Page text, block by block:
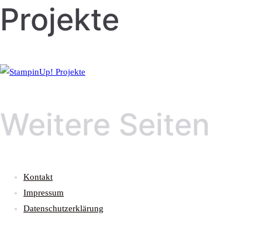
Projekte
Weitere Seiten
Kontakt
Impressum
Datenschutzerklärung